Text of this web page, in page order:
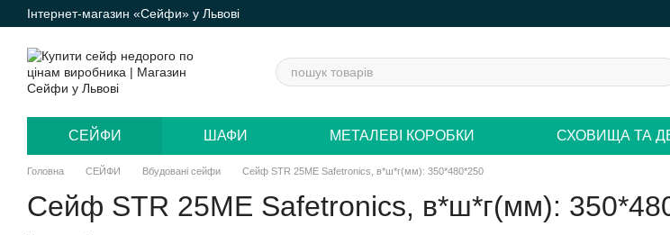
Перейти до основного контенту
Інтернет-магазин «Сейфи» у Львові
СЕЙФИ ШАФИ МЕТАЛЕВІ КОРОБКИ СХОВИЩА ТА
Головна СЕЙФИ Вбудовані сейфи Сейф STR 25MЕ Safetronics, в*ш*г(мм): 350*480*250
Сейф STR 25MЕ Safetronics, в*ш*г(мм):